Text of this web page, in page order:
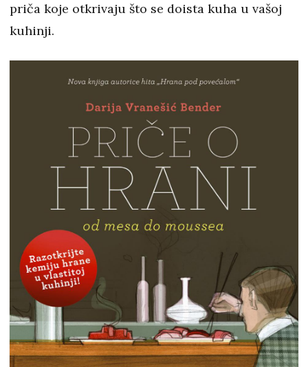
priča koje otkrivaju što se doista kuha u vašoj
kuhinji.